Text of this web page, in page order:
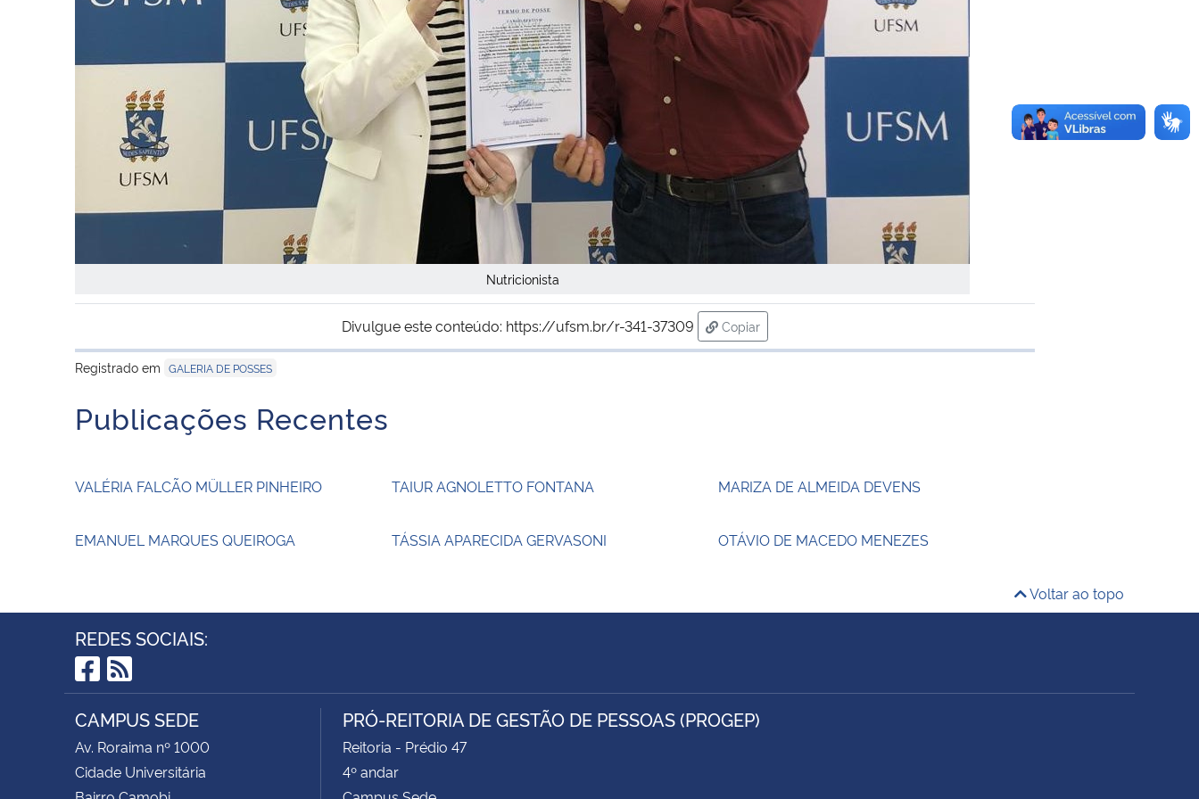
Nutricionista
Divulgue este conteúdo: https://ufsm.br/r-341-37309
Copiar
para área de transferência
Registrado em GALERIA DE POSSES
Publicações Recentes
VALÉRIA FALCÃO MÜLLER PINHEIRO TAIUR AGNOLETTO FONTANA MARIZA DE ALMEIDA DEVENS
EMANUEL MARQUES QUEIROGA TÁSSIA APARECIDA GERVASONI OTÁVIO DE MACEDO MENEZES
Voltar ao topo
REDES SOCIAIS:
Facebook
RSS
CAMPUS SEDE
Av. Roraima nº 1000
Cidade Universitária
PRÓ-REITORIA DE GESTÃO DE PESSOAS (PROGEP)
Reitoria - Prédio 47
4º andar